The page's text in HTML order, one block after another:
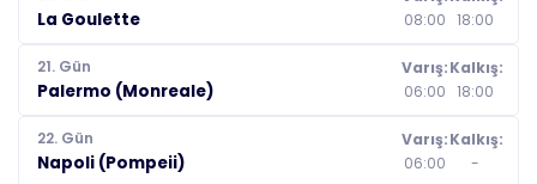
La Goulette
08:00 18:00
21. Gün
Palermo (Monreale)
Varış:
06:00
Kalkış:
18:00
22. Gün
Napoli (Pompeii)
Varış:
06:00
Kalkış:
-